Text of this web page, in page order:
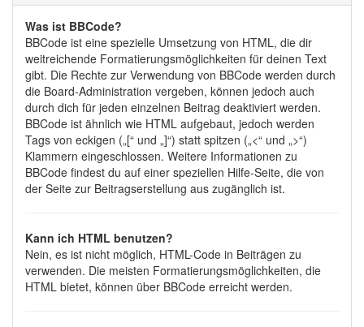
Was ist BBCode?
BBCode ist eine spezielle Umsetzung von HTML, die dir
weitreichende Formatierungsmöglichkeiten für deinen Text
gibt. Die Rechte zur Verwendung von BBCode werden durch
die Board-Administration vergeben, können jedoch auch
durch dich für jeden einzelnen Beitrag deaktiviert werden.
BBCode ist ähnlich wie HTML aufgebaut, jedoch werden
Tags von eckigen („[“ und „]“) statt spitzen („<“ und „>“)
Klammern eingeschlossen. Weitere Informationen zu
BBCode findest du auf einer speziellen Hilfe-Seite, die von
der Seite zur Beitragserstellung aus zugänglich ist.
Kann ich HTML benutzen?
Nein, es ist nicht möglich, HTML-Code in Beiträgen zu
verwenden. Die meisten Formatierungsmöglichkeiten, die
HTML bietet, können über BBCode erreicht werden.